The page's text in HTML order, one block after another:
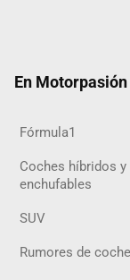
En
Fórmula1
Coches híbridos y
enchufables
SUV
Rumores de